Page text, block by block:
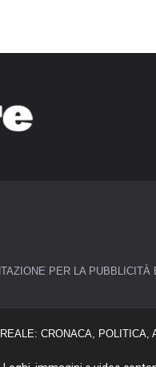
PER LA PUBBLICITÀ
CRONACA, POLITICA,